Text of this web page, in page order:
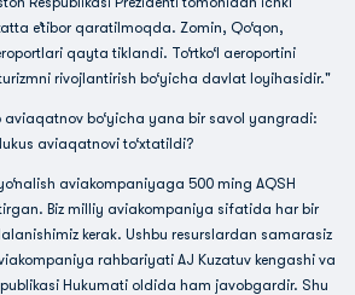
e’tibor qaratilmoqda. Zomin, Qo‘qon,
qayta tiklandi. To‘rtko‘l aeroportini
rivojlantirish bo‘yicha davlat loyihasidir."
bo‘yicha yana bir savol yangradi:
aviaqatnovi to‘xtatildi?
aviakompaniyaga 500 ming AQSH
Biz milliy aviakompaniya sifatida har bir
kerak. Ushbu resurslardan samarasiz
rahbariyati AJ Kuzatuv kengashi va
Hukumati oldida ham javobgardir. Shu